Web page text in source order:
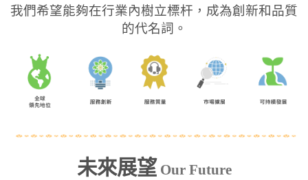
我們希望能夠在行業內樹立標杆，成為創新和品質
的代名詞。
未來展望 Our Future